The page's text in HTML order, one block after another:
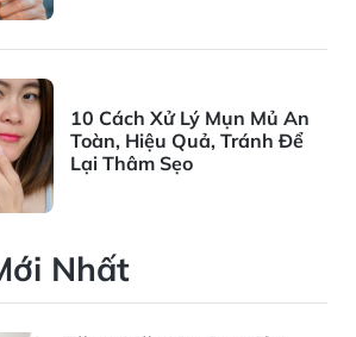
10 Cách Xử Lý Mụn Mủ An
Toàn, Hiệu Quả, Tránh Để
Lại Thâm Sẹo
Nhất